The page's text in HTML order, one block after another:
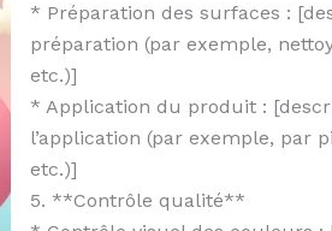
* Préparation des surfaces :
préparation (par exemple,
etc.)]
* Application du produit :
l’application (par exemple, par
etc.)]
5. **Contrôle qualité**